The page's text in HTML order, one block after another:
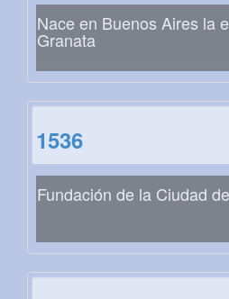
Nace en Buenos Aires la
Granata
1536
Fundación de la Ciudad